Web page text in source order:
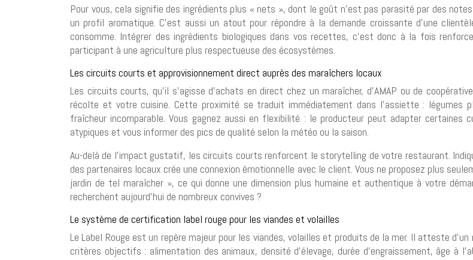
Pour vous, cela signifie des ingrédients plus « nets », dont le goût n’est pas parasité par des
un profil aromatique. C’est aussi un atout pour répondre à la demande croissante d’une
consomme. Intégrer des ingrédients biologiques dans vos recettes, c’est donc à la fois
participant à une agriculture plus respectueuse des écosystèmes.
Les circuits courts et approvisionnement direct auprès des maraîchers locaux
Les circuits courts, qu’il s’agisse d’achats en direct chez un maraîcher, d’AMAP ou de
récolte et votre cuisine. Cette proximité se traduit immédiatement dans l’assiette : légumes
fraîcheur incomparable. Vous gagnez aussi en flexibilité : le producteur peut adapter certaines
atypiques et vous informer des pics de qualité selon la météo ou la saison.
Au-delà de l’impact gustatif, les circuits courts renforcent le storytelling de votre restaurant.
des partenaires locaux crée une connexion émotionnelle avec le client. Vous ne proposez plus
jardin de tel maraîcher », ce qui donne une dimension plus humaine et authentique à votre
recherchent aujourd’hui de nombreux convives ?
Le système de certification label rouge pour les viandes et volailles
Le Label Rouge est un repère majeur pour les viandes, volailles et produits de la mer. Il atteste
critères objectifs : alimentation des animaux, densité d’élevage, durée d’engraissement, âge à